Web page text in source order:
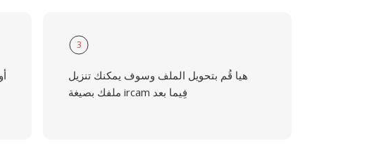
3
هيا قُم بتحويل الملف وسوف يمكنك تنزيل
ملفك بصيغة ircam فِيما بعد